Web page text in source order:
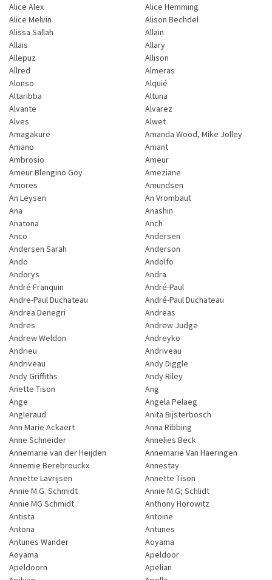
Alice Alex
Alice Hemming
Alice Melvin
Alison Bechdel
Alissa Sallah
Allain
Allais
Allary
Allepuz
Allison
Allred
Almeras
Alonso
Alquié
Altaribba
Altuna
Alvante
Alvarez
Alves
Alwet
Amagakure
Amanda Wood, Mike Jolley
Amano
Amant
Ambrosio
Ameur
Ameur Blengino Goy
Ameziane
Amores
Amundsen
An Leysen
An Vrombaut
Ana
Anashin
Anatona
Anch
Anco
Andersen
Andersen Sarah
Anderson
Ando
Andolfo
Andorys
Andra
André Franquin
André-Paul
Andre-Paul Duchateau
André-Paul Duchateau
Andrea Denegri
Andreas
Andres
Andrew Judge
Andrew Weldon
Andreyko
Andrieu
Andriveau
Andriveau
Andy Diggle
Andy Griffiths
Andy Riley
Anette Tison
Ang
Ange
Angela Pelaeg
Angleraud
Anita Bijsterbosch
Ann Marie Ackaert
Anna Ribbing
Anne Schneider
Annelies Beck
Annemarie van der Heijden
Annemarie Van Haeringen
Annemie Berebrouckx
Annestay
Annette Lavrijsen
Annette Tison
Annie M.G. Schmidt
Annie M.G; Schlidt
Annie MG Schmidt
Anthony Horowitz
Antista
Antoine
Antona
Antunes
Antunes Wander
Aoyama
Aoyama
Apeldoor
Apeldoorn
Apelian